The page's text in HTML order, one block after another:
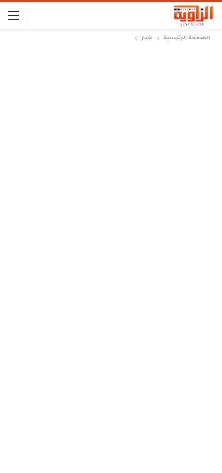
الصفحة الرئيسية اخبار